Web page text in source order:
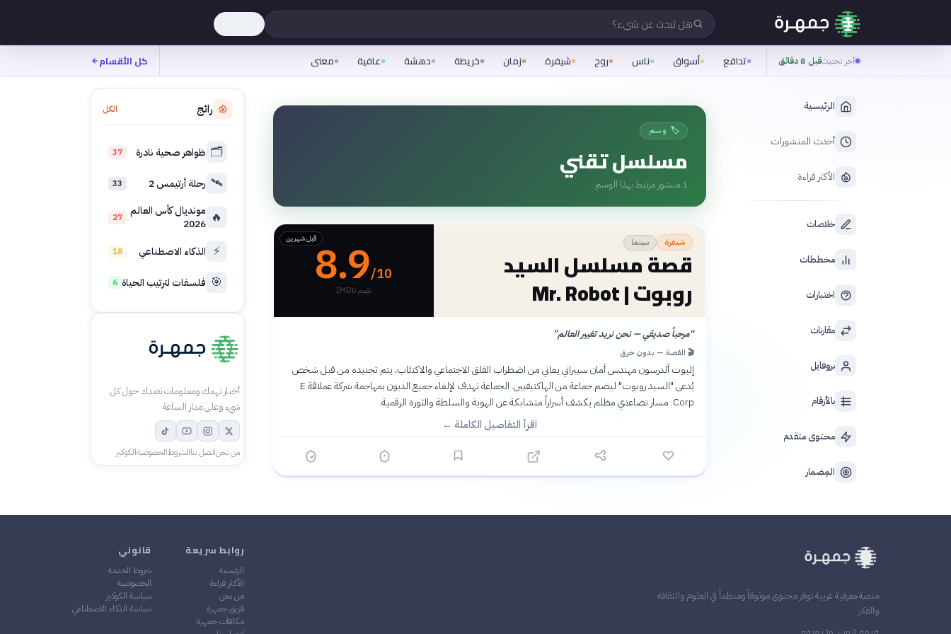
هل تبحث عن شيء؟
آخر تحديثقبل 8 دقائق تدافع أسواق ناس روح شيفرة زمان خريطة دهشة عافية معنى كل الأقسام
الرئيسية
أحدث المنشورات
الأكثر قراءة
خلاصات
مخططات
اختبارات
مقارنات
بروفايل
بالأرقام
محتوى متقدم
المِضمار
🏷️ وسم
مسلسل تقني
1 منشور مرتبط بهذا الوسم
شيفرة سينما
قصة مسلسل السيد
روبوت | Mr. Robot
قبل شهرين8.9/10
تقييم IMDb
“مرحباً صديقي — نحن نريد تغيير العالم”
🎬 القصة — بدون حرق
إليوت ألدرسون مهندس أمان سيبراني يعاني من اضطراب القلق الاجتماعي والاكتئاب، يتم تجنيده من قبل شخص
يُدعى "السيد روبوت" ليضم جماعة من الهاكتيفيين. الجماعة تهدف لإلغاء جميع الديون بمهاجمة شركة عملاقة E
Corp. مسار تصاعدي مظلم يكشف أسراراً متشابكة عن الهوية والسلطة والثورة الرقمية.
اقرأ التفاصيل الكاملة ←
رائج الكل
🗂️ ظواهر صحية نادرة 37
🛰️ رحلة أرتيمس 2 33
🔥 مونديال كأس العالم
2026
27
⚡ الذكاء الاصطناعي 18
🎯 فلسفات لترتيب الحياة 6
أخبار تهمك ومعلومات تفيدك حول كل
شيء وعلى مدار الساعة
من نحناتصل بناالشروطالخصوصيةالكوكيز
منصة معرفية عربية توفر محتوى موثوقاً ومنظماً في العلوم والثقافة
والفكر
روابط سريعة
الرئيسية
الأكثر قراءة
من نحن
فريق جمهرة
مكافآت جمهرة
قانوني
شروط الخدمة
الخصوصية
سياسة الكوكيز
سياسة الذكاء الاصطناعي